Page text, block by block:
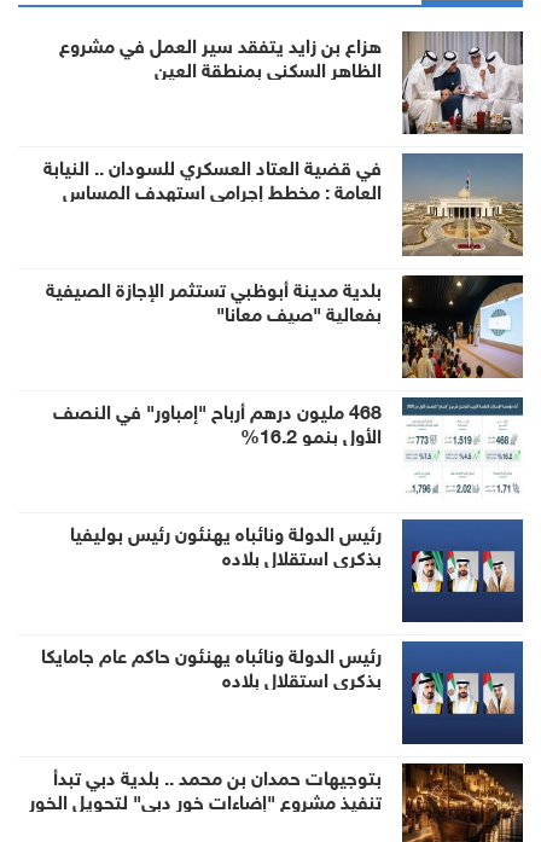
هزاع بن زايد يتفقد سير العمل في مشروع
الظاهر السكني بمنطقة العين
في قضية العتاد العسكري للسودان .. النيابة
العامة : مخطط إجرامي استهدف المساس
بلدية مدينة أبوظبي تستثمر الإجازة الصيفية
بفعالية "صيف معانا"
468 مليون درهم أرباح "إمباور" في النصف
الأول بنمو 16.2%
رئيس الدولة ونائباه يهنئون رئيس بوليفيا
بذكرى استقلال بلاده
رئيس الدولة ونائباه يهنئون حاكم عام جامايكا
بذكرى استقلال بلاده
بتوجيهات حمدان بن محمد .. بلدية دبي تبدأ
تنفيذ مشروع "إضاءات خور دبي" لتحويل الخور